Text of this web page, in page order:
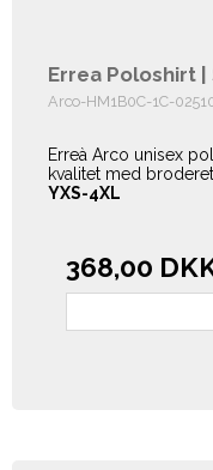
Errea Poloshirt
Arco-HM1B0C-1C-
Erreà Arco unisex
kvalitet med
YXS-4XL
368,00